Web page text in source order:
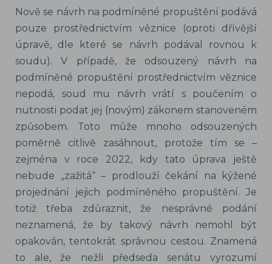
Nově se návrh na podmíněné propuštění podává
pouze prostřednictvím věznice (oproti dřívější
úpravě, dle které se návrh podával rovnou k
soudu). V případě, že odsouzený návrh na
podmíněné propuštění prostřednictvím věznice
nepodá, soud mu návrh vrátí s poučením o
nutnosti podat jej (novým) zákonem stanoveném
způsobem. Toto může mnoho odsouzených
poměrně citlivě zasáhnout, protože tím se –
zejména v roce 2022, kdy tato úprava ještě
nebude „zažitá“ – prodlouží čekání na kýžené
projednání jejich podmíněného propuštění. Je
totiž třeba zdůraznit, že nesprávné podání
neznamená, že by takový návrh nemohl být
opakován, tentokrát správnou cestou. Znamená
to ale, že nežli předseda senátu vyrozumí